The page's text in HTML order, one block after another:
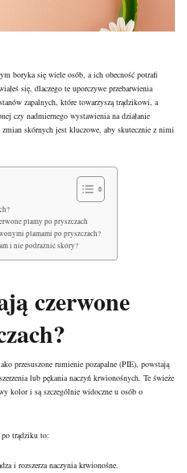
boryka się wiele osób, a ich obecność potrafi
się, dlaczego te uporczywe przebarwienia
zapalnych, które towarzyszą trądzikowi, a
czy nadmiernego wystawienia na działanie
skórnych jest kluczowe, aby skutecznie z nimi
plamy po pryszczach
plamami po pryszczach?
i nie podrażnić skóry?
czerwone
przesuszone rumienie pozapalne (PIE), powstają
lub pękania naczyń krwionośnych. Te świeże
kolor i są szczególnie widoczne u osób o
po trądziku to:
i rozszerza naczynia krwionośne.